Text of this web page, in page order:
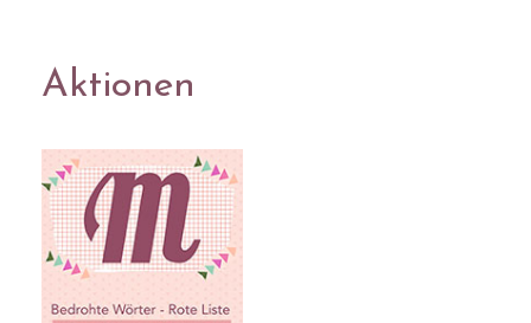
Aktionen